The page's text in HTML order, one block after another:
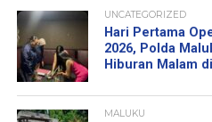
UNCATEGORIZED
Hari Pertama
2026, Polda
Hiburan Malam
MALUKU